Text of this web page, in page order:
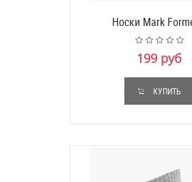
Носки Mark
199 руб
КУПИТЬ